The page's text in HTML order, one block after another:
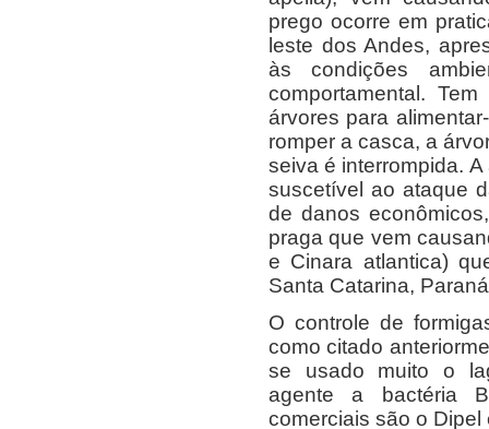
prego ocorre em
leste dos Andes,
às condições
comportamental.
árvores para
romper a casca, a
seiva é interrompida.
suscetível ao ataque
de danos
praga que vem
e Cinara atlantica)
Santa Catarina,
O controle de
como citado
se usado muito o
agente a bactéria
comerciais são o Dipel